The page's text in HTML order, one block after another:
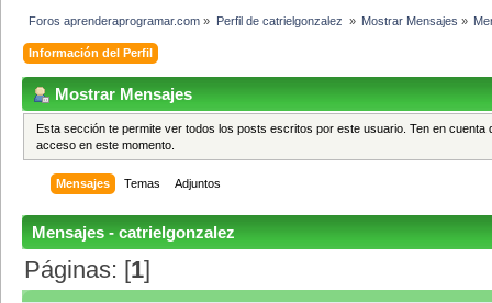
Foros aprenderaprogramar.com » Perfil de catrielgonzalez » Mostrar Mensajes »
Información del Perfil
Mostrar Mensajes
Esta sección te permite ver todos los posts escritos por este usuario. Ten en
acceso en este momento.
Mensajes Temas Adjuntos
Mensajes - catrielgonzalez
Páginas: [1]